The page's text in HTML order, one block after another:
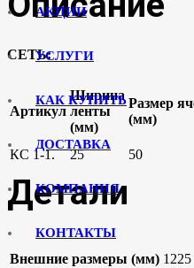
АКЦИИ
УСЛУГИ
КАК КУПИТЬ
ДОСТАВКА
КОМПАНИЯ
КОНТАКТЫ
СЕТЬ:
Артикул
Ширина
ленты
(мм)
Размер
(мм)
КС 1-1.
25 50
Детали
Внешние размеры (мм)